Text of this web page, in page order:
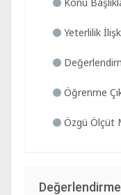
Yeterlilik
Öğrenme
Özgü Ölçüt